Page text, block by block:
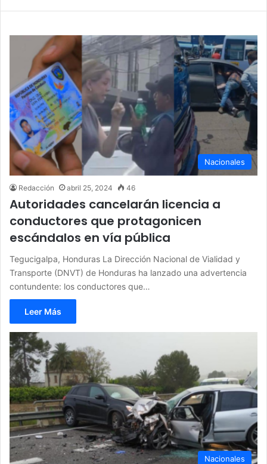
Nacionales
Redacción abril 25, 2024 46
Autoridades cancelarán licencia a
conductores que protagonicen
escándalos en vía pública
Tegucigalpa, Honduras La Dirección Nacional de Vialidad y
Transporte (DNVT) de Honduras ha lanzado una advertencia
contundente: los conductores que…
Leer Más
Nacionales